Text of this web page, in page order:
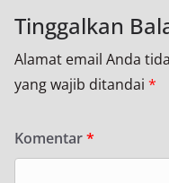
Tinggalkan
Alamat email Anda
yang wajib ditandai *
Komentar*